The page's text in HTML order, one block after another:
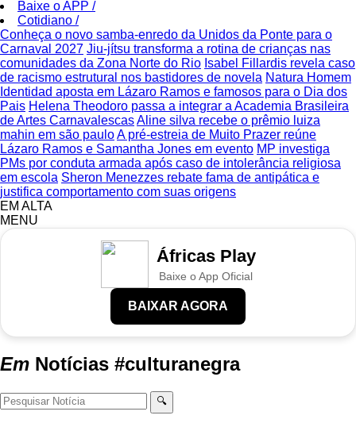
Baixe o APP /
Cotidiano /
Conheça o novo samba-enredo da Unidos da Ponte para o
Carnaval 2027 Jiu-jítsu transforma a rotina de crianças nas
comunidades da Zona Norte do Rio Isabel Fillardis revela caso
de racismo estrutural nos bastidores de novela Natura Homem
Identidad aposta em Lázaro Ramos e famosos para o Dia dos
Pais Helena Theodoro passa a integrar a Academia Brasileira
de Artes CarnavalescasAline silva recebe o prêmio luiza
mahin em são pauloA pré-estreia de Muito Prazer reúne
Lázaro Ramos e Samantha Jones em evento MP investiga
PMs por conduta armada após caso de intolerância religiosa
em escola Sheron Menezzes rebate fama de antipática e
justifica comportamento com suas origens
EM ALTA
MENU
Áfricas Play
Baixe o App Oficial
BAIXAR AGORA
Em Notícias #culturanegra
🔍